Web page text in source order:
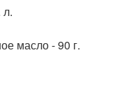
л.
масло - 90 г.